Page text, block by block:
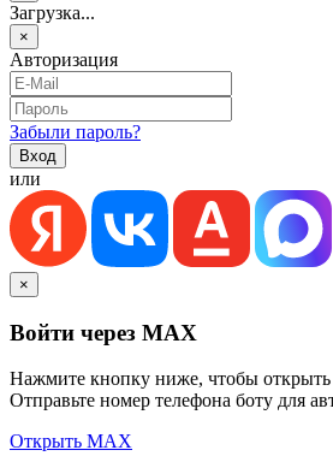
Загрузка...
×
Авторизация
Забыли пароль?
или
×
Войти через MAX
Нажмите кнопку ниже, чтобы открыть
Отправьте номер телефона боту для
Открыть MAX